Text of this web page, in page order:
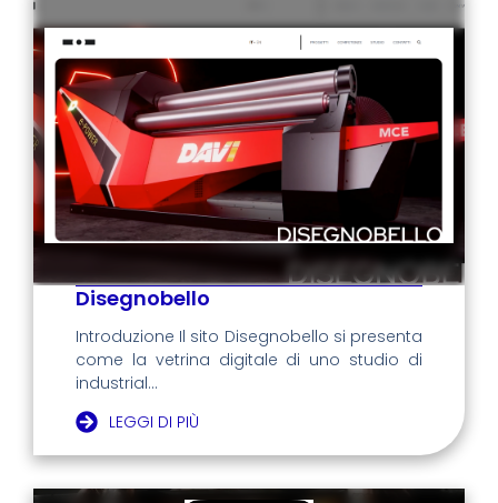
Disegnobello
Introduzione Il sito Disegnobello si presenta
come la vetrina digitale di uno studio di
industrial...
LEGGI DI PIÙ